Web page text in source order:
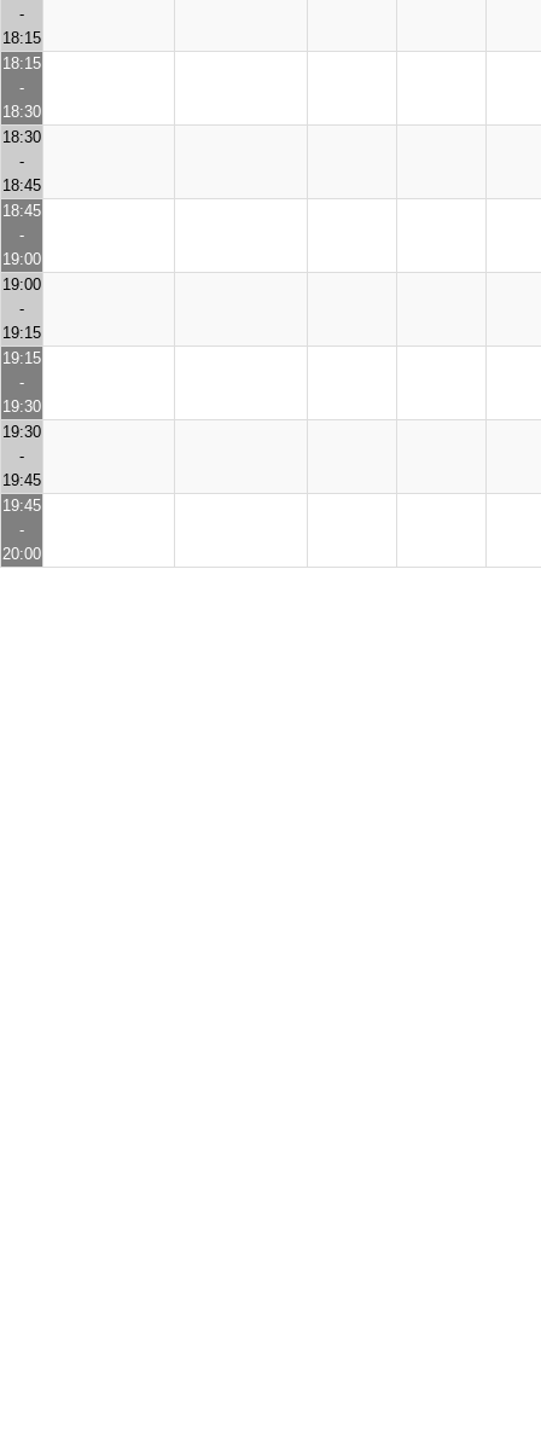
-
18:15
18:15
-
18:30
18:30
-
18:45
18:45
-
19:00
19:00
-
19:15
19:15
-
19:30
19:30
-
19:45
19:45
-
20:00